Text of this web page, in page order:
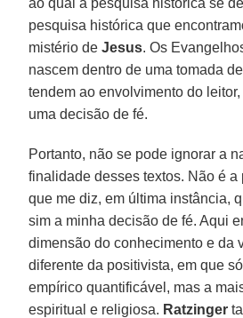
pesquisa histórica que
mistério deJesus. Os
nascem dentro de uma tomada
tendem ao envolvimento do
uma decisão de fé.
Portanto, não se pode ignorar a
finalidade desses textos. Não é a
que me diz, em última instância,
sim a minha decisão de fé. Aqui
dimensão do conhecimento e da
diferente da positivista, em que
empírico quantificável, mas a
espiritual e religiosa. Ratzinger